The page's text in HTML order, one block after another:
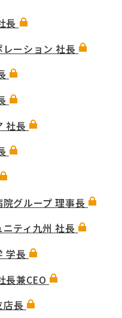
長
ーション 社長
社長
グループ 理事長
ィ九州 社長
学長
兼CEO
長